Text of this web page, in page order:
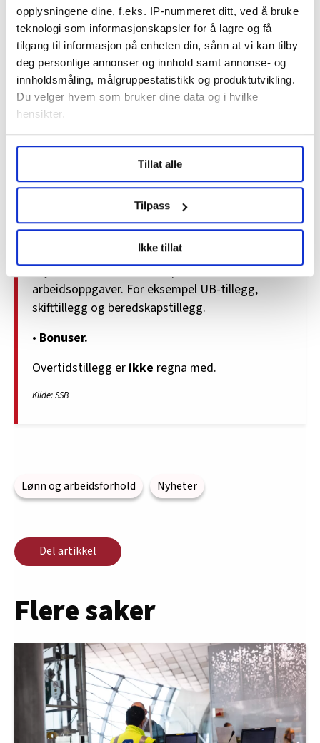
opplysningene dine, f.eks. IP-nummeret ditt, ved å bruke
teknologi som informasjonskapsler for å lagre og få
tilgang til informasjon på enheten din, sånn at vi kan tilby
deg personlige annonser og innhold samt annonse- og
innholdsmåling, målgruppestatistikk og produktutvikling.
Du velger hvem som bruker dine data og i hvilke
hensikter.
Undermer infokan du lese om hvordan dine personlige
data behandles og hvordan du kan velge hvordan de skal
brukes. Du kan hele tiden endre eller trekke tilbake ditt
samtykke fra erklæringen om informasjonskapsler.
LO Medias publikasjoner frifagbevegelse.no, hk-nytt.no
og fontene.no bruker informasjonskapsler (cookies) for å
lære hvordan våre nettsider blir brukt slik at vi tilby
relevant innhold, tilpassede annonser og utarbeide
statistikk.
nettstedet med LO Medias egne samarbeidspartnere
oversikten lengre ned på denne siden.
Tillat alle
Tilpass
Ikke tillat
• Hvilken bedrift eller virksomhet du jobber i.
Her kan du se lønnsstatistikken for2023og2024
Noen yrker er ikke inkludert fordi det er for få som har
dem, eller fordi SSB ikke har tall for dem.
Sånn har SSB regna
Dette har SSB tatt med i beregninga av lønna:
Avtalt månedslønn:Grunnlønna som står i
arbeidskontrakten.
Uregelmessige tillegg:Som regel tillegg
knytta til arbeidstid eller spesielle
arbeidsoppgaver. For eksempel UB-tillegg,
skifttillegg og beredskapstillegg.
• Bonuser.
Overtidstillegg er ikke regna med.
Kilde: SSB
Lønn og arbeidsforhold Nyheter
Del artikkel
Flere saker